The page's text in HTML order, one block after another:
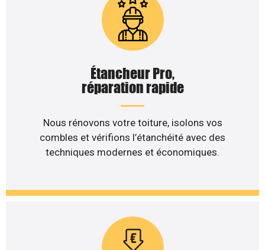
Étancheur Pro,
réparation rapide
Nous rénovons votre toiture, isolons vos
combles et vérifions l’étanchéité avec des
techniques modernes et économiques.